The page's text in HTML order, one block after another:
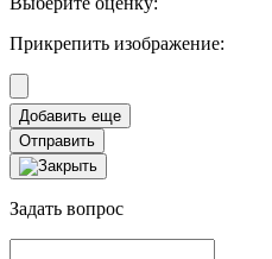
Прикрепить изображение:
Отправить
Задать вопрос